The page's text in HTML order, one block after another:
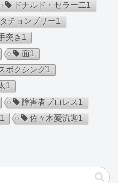
ドナルド・セラー二1
チョンブリー1
突き 1
面1
ボクシング1
1
障害者プロレス1
1 佐々木憂流迦1